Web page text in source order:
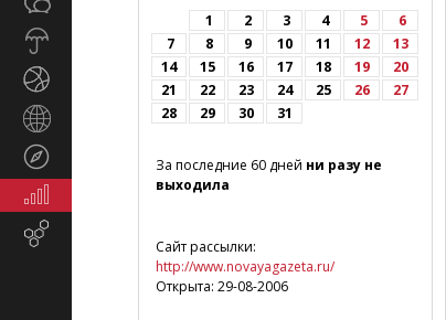
Экономика
маркетинг
1 2 3 4 5
6
7
8 9 10 11 12
13
14
15 16 17 18 19
20
21
22 23 24 25 26
27
28
29 30 31
За последние 60 дней ни разу не
выходила
Сайт рассылки:
http://www.novayagazeta.ru/
Открыта: 29-08-2006